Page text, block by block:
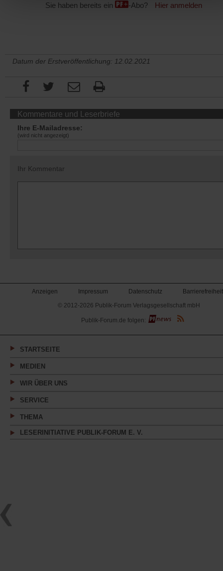
Sie haben bereits ein -Abo? Hier anmelden
Datum der Erstveröffentlichung: 12.02.2021
Kommentare und Leserbriefe
Ihre E-Mailadresse:
(wird nicht angezeigt)
Ihr Kommentar
Anzeigen Impressum Datenschutz
Barrierefreiheit
© 2012-2026 Publik-Forum Verlagsgesellschaft mbH
(Öffnet
in
neuen
Publik-Forum.de folgen:
STARTSEITE
MEDIEN
WIR ÜBER UNS
SERVICE
THEMA
LESERINITIATIVE PUBLIK-FORUM E. V.